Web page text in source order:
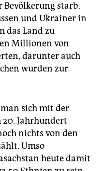
starb.
und Ukrainer in
das Land zu
Millionen von
darunter auch
wurden zur
sich mit der
20. Jahrhundert
nichts von den
Umso
heute damit